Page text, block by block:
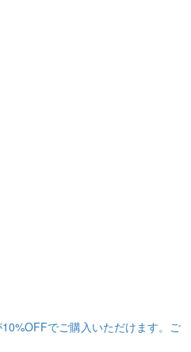
でご購入いただけます。ご